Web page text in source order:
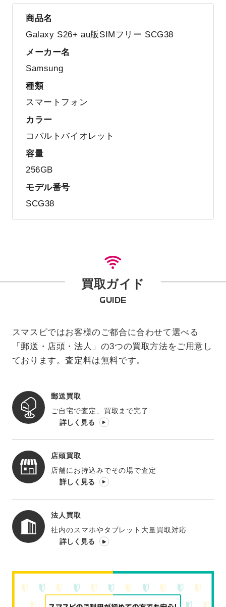
商品名
Galaxy S26+ au版SIMフリー SCG38
メーカー名
Samsung
種類
スマートフォン
カラー
コバルトバイオレット
容量
256GB
モデル番号
SCG38
買取ガイド
GUIDE
スマスピではお客様のご都合に合わせて選べる
「郵送・店頭・法人」の3つの買取方法をご用意し
ております。査定料は無料です。
郵送買取
ご自宅で査定、買取まで完了
詳しく見る
店頭買取
店舗にお持込みでその場で査定
詳しく見る
法人買取
社内のスマホやタブレット大量買取対応
詳しく見る